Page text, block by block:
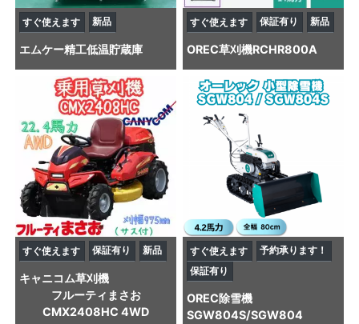
すぐ使えます 新品
エムケー精工低温貯蔵庫
すぐ使えます 保証有り 新品
OREC草刈機RCHR800A
すぐ使えます 保証有り 新品
キャニコム草刈機
フルーティまさお
CMX2408HC 4WD
すぐ使えます
予約承ります！
保証有り
OREC除雪機
SGW804S/SGW804